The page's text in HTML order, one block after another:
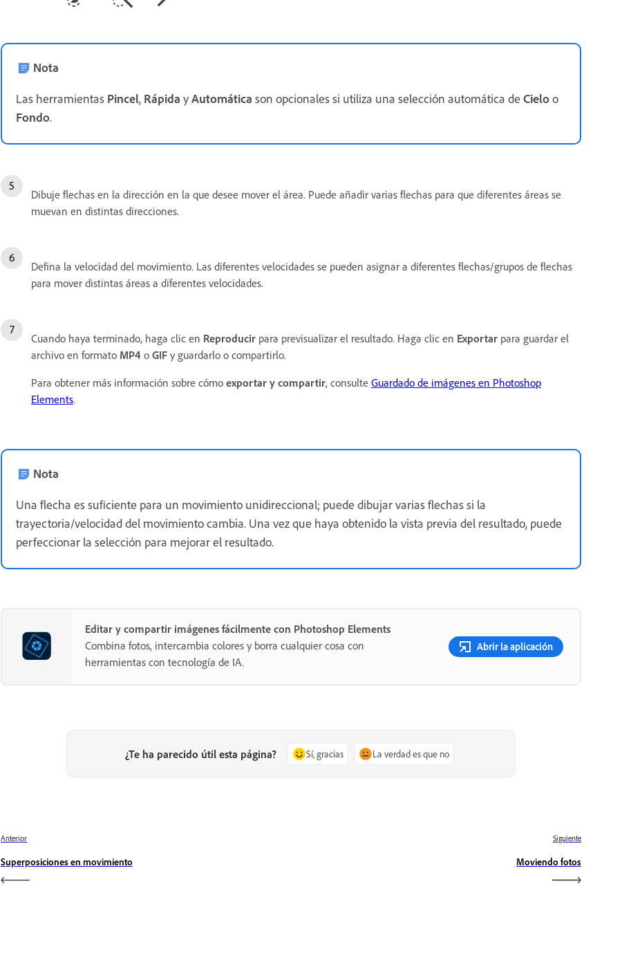
Nota
Las herramientas Pincel, Rápida yAutomática son opcionales si utiliza una selección automática de Cieloo
Fondo.
Dibuje flechas en la dirección en la que desee mover el área. Puede añadir varias flechas para que diferentes áreas se
muevan en distintas direcciones.
Defina la velocidad del movimiento. Las diferentes velocidades se pueden asignar a diferentes flechas/grupos de flechas
para mover distintas áreas a diferentes velocidades.
Cuando haya terminado, haga clic en Reproducir para previsualizar el resultado. Haga clic en Exportar para guardar el
archivo en formato MP4 o GIF y guardarlo o compartirlo.
Para obtener más información sobre cómo exportar y compartir, consulte Guardado de imágenes en Photoshop
Elements.
Nota
Una flecha es suficiente para un movimiento unidireccional; puede dibujar varias flechas si la
trayectoria/velocidad del movimiento cambia. Una vez que haya obtenido la vista previa del resultado, puede
perfeccionar la selección para mejorar el resultado.
Editar y compartir imágenes fácilmente con Photoshop Elements
Combina fotos, intercambia colores y borra cualquier cosa con
herramientas con tecnología de IA.
Abrir la aplicación
¿Te ha parecido útil esta página? Sí, gracias La verdad es que no
Anterior
Superposiciones en movimiento
Siguiente
Moviendo fotos